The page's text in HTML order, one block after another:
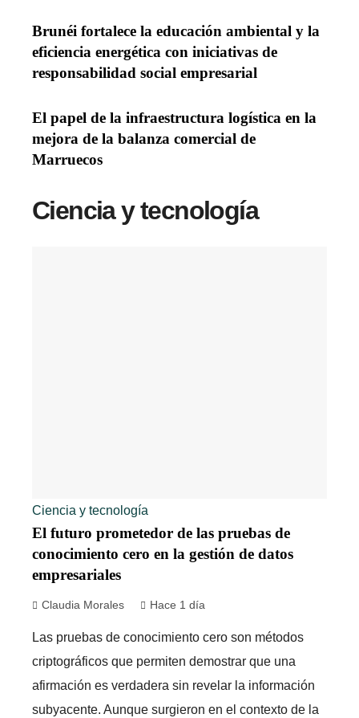
Brunéi fortalece la educación ambiental y la
eficiencia energética con iniciativas de
responsabilidad social empresarial
El papel de la infraestructura logística en la
mejora de la balanza comercial de
Marruecos
Ciencia y tecnología
Ciencia y tecnología
El futuro prometedor de las pruebas de
conocimiento cero en la gestión de datos
empresariales
Claudia Morales Hace 1 día
Las pruebas de conocimiento cero son métodos
criptográficos que permiten demostrar que una
afirmación es verdadera sin revelar la información
subyacente. Aunque surgieron en el contexto de la